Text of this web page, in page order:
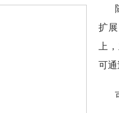
扩
上
可通